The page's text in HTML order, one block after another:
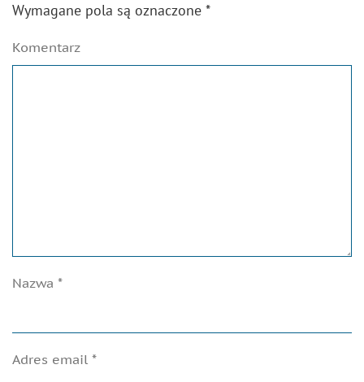
Wymagane pola są oznaczone *
Komentarz
Nazwa *
Adres email *